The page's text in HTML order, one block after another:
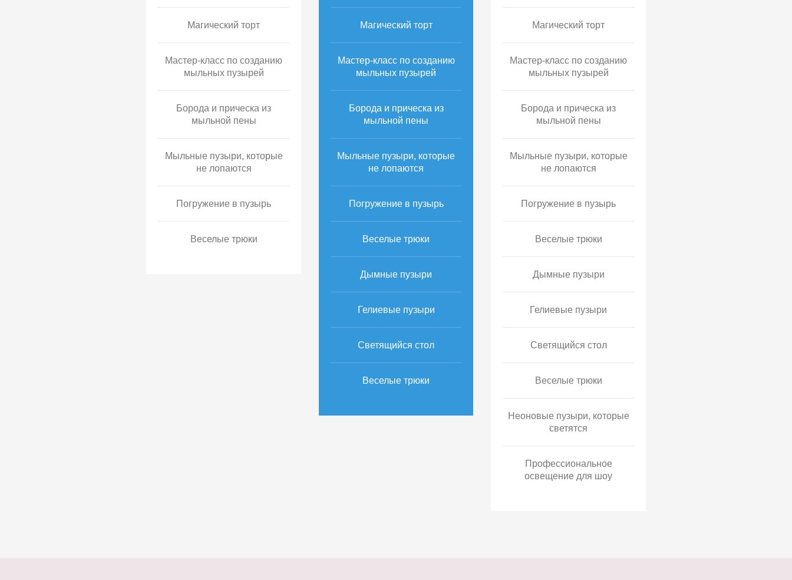
Магический торт
Мастер-класс по созданию
мыльных пузырей
Борода и прическа из
мыльной пены
Мыльные пузыри, которые
не лопаются
Погружение в пузырь
Веселые трюки
Магический торт
Мастер-класс по созданию
мыльных пузырей
Борода и прическа из
мыльной пены
Мыльные пузыри, которые
не лопаются
Погружение в пузырь
Веселые трюки
Дымные пузыри
Гелиевые пузыри
Светящийся стол
Веселые трюки
Магический торт
Мастер-класс по созданию
мыльных пузырей
Борода и прическа из
мыльной пены
Мыльные пузыри, которые
не лопаются
Погружение в пузырь
Веселые трюки
Дымные пузыри
Гелиевые пузыри
Светящийся стол
Веселые трюки
Неоновые пузыри, которые
светятся
Профессиональное
освещение для шоу